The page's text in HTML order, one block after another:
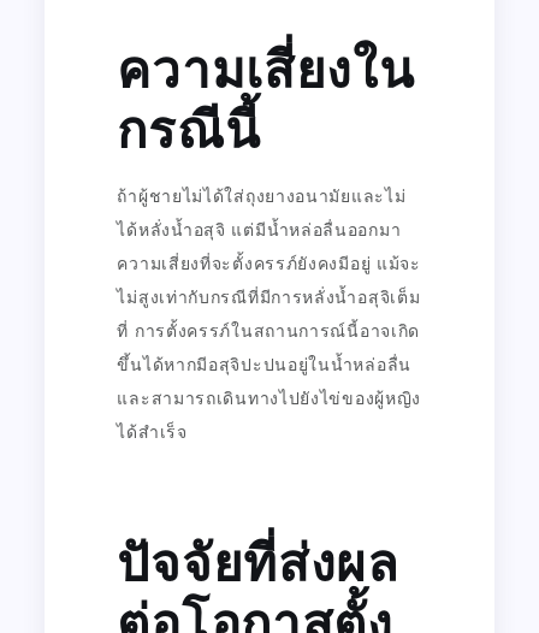
ความเสี่ยงใน
กรณีนี้
ถ้าผู้ชายไม่ได้ใส่ถุงยางอนามัยและไม่
ได้หลั่งน้ำอสุจิ แต่มีน้ำหล่อลื่นออกมา
ความเสี่ยงที่จะตั้งครรภ์ยังคงมีอยู่ แม้จะ
ไม่สูงเท่ากับกรณีที่มีการหลั่งน้ำอสุจิเต็ม
ที่ การตั้งครรภ์ในสถานการณ์นี้อาจเกิด
ขึ้นได้หากมีอสุจิปะปนอยู่ในน้ำหล่อลื่น
และสามารถเดินทางไปยังไข่ของผู้หญิง
ได้สำเร็จ
ปัจจัยที่ส่งผล